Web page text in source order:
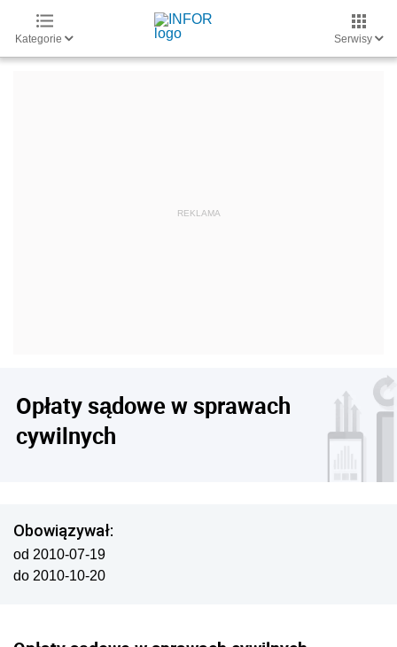
Kategorie Serwisy
Opłaty sądowe w sprawach
cywilnych
Obowiązywał:
od 2010-07-19
do 2010-10-20